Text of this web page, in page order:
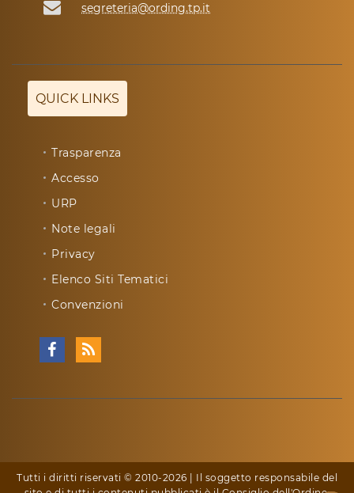
segreteria@ording.tp.it
QUICK LINKS
Trasparenza
Accesso
URP
Note legali
Privacy
Elenco Siti Tematici
Convenzioni
Tutti i diritti riservati © 2010-2026 | Il soggetto responsabile del